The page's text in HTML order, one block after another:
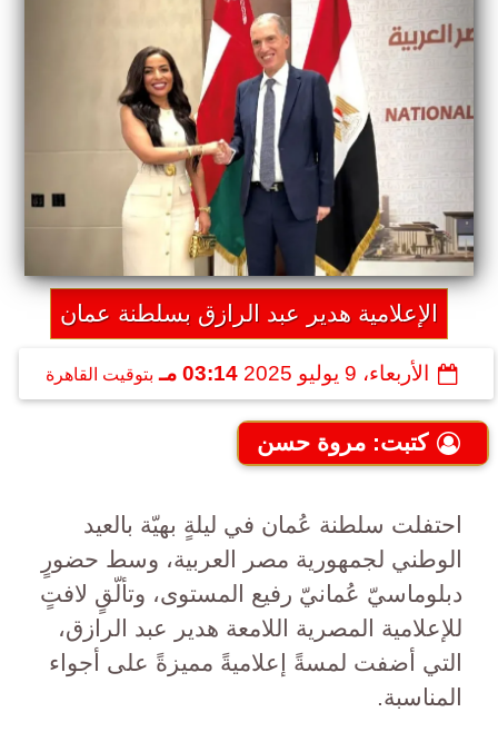
الإعلامية هدير عبد الرازق بسلطنة عمان
الأربعاء، 9 يوليو 2025 03:14 مـ بتوقيت القاهرة
كتبت: مروة حسن
احتفلت سلطنة عُمان في ليلةٍ بهيّة بالعيد
الوطني لجمهورية مصر العربية، وسط حضورٍ
دبلوماسيّ عُمانيّ رفيع المستوى، وتألّقٍ لافتٍ
للإعلامية المصرية اللامعة هدير عبد الرازق،
التي أضفت لمسةً إعلاميةً مميزةً على أجواء
المناسبة.